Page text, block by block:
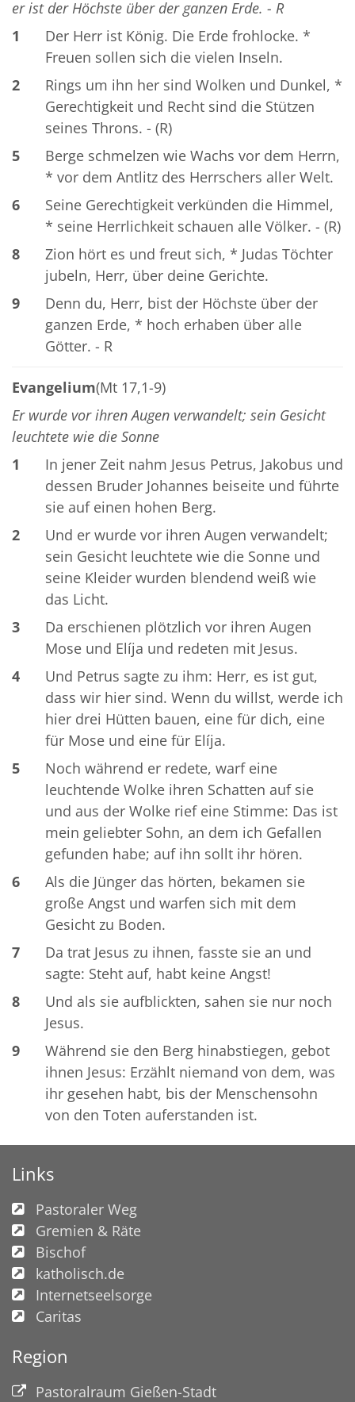
er ist der Höchste über der ganzen Erde. - R
1
Der Herr ist König. Die Erde frohlocke. *
Freuen sollen sich die vielen Inseln.
2
Rings um ihn her sind Wolken und Dunkel, *
Gerechtigkeit und Recht sind die Stützen
seines Throns. - (R)
5
Berge schmelzen wie Wachs vor dem Herrn,
* vor dem Antlitz des Herrschers aller Welt.
6
Seine Gerechtigkeit verkünden die Himmel,
* seine Herrlichkeit schauen alle Völker. - (R)
8
Zion hört es und freut sich, * Judas Töchter
jubeln, Herr, über deine Gerichte.
9
Denn du, Herr, bist der Höchste über der
ganzen Erde, * hoch erhaben über alle
Götter. - R
Evangelium(Mt 17,1-9)
Er wurde vor ihren Augen verwandelt; sein Gesicht
leuchtete wie die Sonne
1
In jener Zeit nahm Jesus Petrus, Jakobus und
dessen Bruder Johannes beiseite und führte
sie auf einen hohen Berg.
2
Und er wurde vor ihren Augen verwandelt;
sein Gesicht leuchtete wie die Sonne und
seine Kleider wurden blendend weiß wie
das Licht.
3
Da erschienen plötzlich vor ihren Augen
Mose und Elíja und redeten mit Jesus.
4
Und Petrus sagte zu ihm: Herr, es ist gut,
dass wir hier sind. Wenn du willst, werde ich
hier drei Hütten bauen, eine für dich, eine
für Mose und eine für Elíja.
5
Noch während er redete, warf eine
leuchtende Wolke ihren Schatten auf sie
und aus der Wolke rief eine Stimme: Das ist
mein geliebter Sohn, an dem ich Gefallen
gefunden habe; auf ihn sollt ihr hören.
6
Als die Jünger das hörten, bekamen sie
große Angst und warfen sich mit dem
Gesicht zu Boden.
7
Da trat Jesus zu ihnen, fasste sie an und
sagte: Steht auf, habt keine Angst!
8
Und als sie aufblickten, sahen sie nur noch
Jesus.
9
Während sie den Berg hinabstiegen, gebot
ihnen Jesus: Erzählt niemand von dem, was
ihr gesehen habt, bis der Menschensohn
von den Toten auferstanden ist.
Links
Pastoraler Weg
Gremien & Räte
Bischof
katholisch.de
Internetseelsorge
Caritas
Region
Pastoralraum Gießen-Stadt